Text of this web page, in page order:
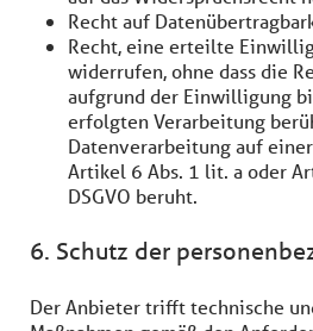
Recht auf
Recht, eine erteilte
widerrufen, ohne dass die
aufgrund der Einwilligung
erfolgten Verarbeitung
Datenverarbeitung auf
Artikel 6 Abs. 1 lit. a oder
DSGVO beruht.
6. Schutz der
Der Anbieter trifft technische